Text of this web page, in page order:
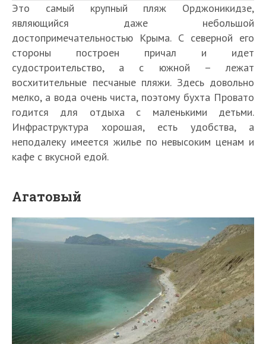
Это самый крупный пляж Орджоникидзе,
являющийся даже небольшой
достопримечательностью Крыма. С северной его
стороны построен причал и идет
судостроительство, а с южной – лежат
восхитительные песчаные пляжи. Здесь довольно
мелко, а вода очень чиста, поэтому бухта Провато
годится для отдыха с маленькими детьми.
Инфраструктура хорошая, есть удобства, а
неподалеку имеется жилье по невысоким ценам и
кафе с вкусной едой.
Агатовый